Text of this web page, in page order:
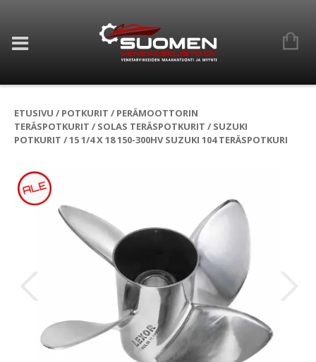
ETUSIVU / POTKURIT / PERÄMOOTTORIN
TERÄSPOTKURIT / SOLAS TERÄSPOTKURIT / SUZUKI
POTKURIT / 15 1/4 X 18 150-300HV SUZUKI 104 TERÄSPOTKURI